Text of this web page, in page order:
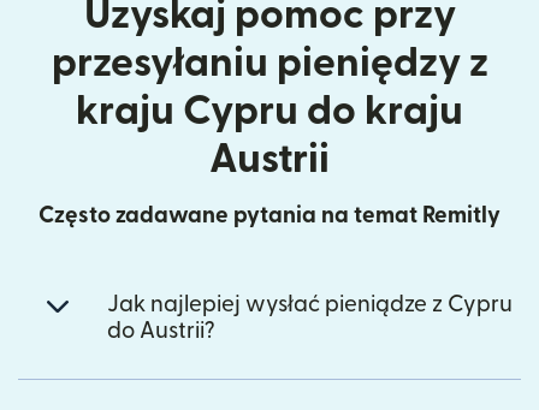
Uzyskaj pomoc przy
przesyłaniu pieniędzy z
kraju Cypru do kraju
Austrii
Często zadawane pytania na temat Remitly
Jak najlepiej wysłać pieniądze z Cypru
do Austrii?